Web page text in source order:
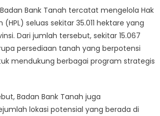
Bank Tanah tercatat mengelola Hak
(HPL) seluas sekitar 35.011 hektare yang
Dari jumlah tersebut, sekitar 15.067
persediaan tanah yang berpotensi
mendukung berbagai program strategis
Badan Bank Tanah juga
lokasi potensial yang berada di